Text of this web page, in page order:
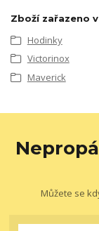
Zboží zařazeno
Hodinky
Victorinox
Maverick
Můžete se